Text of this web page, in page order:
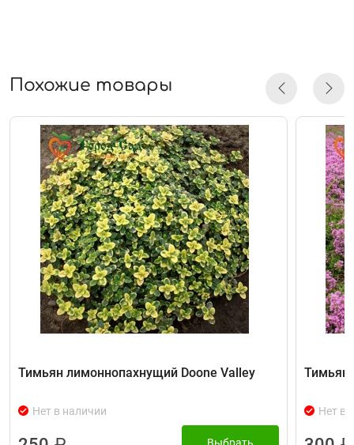
Похожие товары
Тимьян лимоннопахнущий Doone Valley
Нет в наличии
Выбрать
Тимьян
Нет в